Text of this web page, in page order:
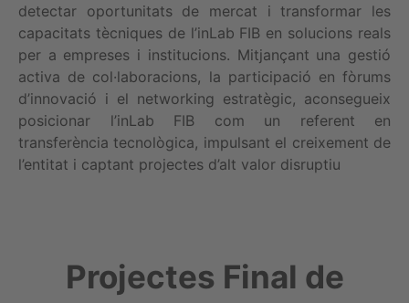
detectar oportunitats de mercat i transformar les
capacitats tècniques de l’inLab FIB en solucions reals
per a empreses i institucions. Mitjançant una gestió
activa de col·laboracions, la participació en fòrums
d’innovació i el networking estratègic, aconsegueix
posicionar l’inLab FIB com un referent en
transferència tecnològica, impulsant el creixement de
l’entitat i captant projectes d’alt valor disruptiu
Projectes Final de